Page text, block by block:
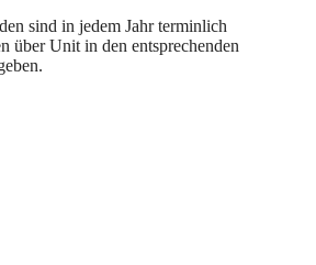
sind in jedem Jahr terminlich
über Unit in den entsprechenden